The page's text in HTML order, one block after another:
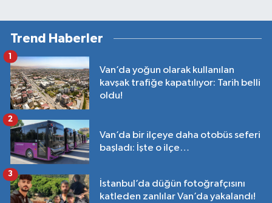
Trend Haberler
Van’da yoğun olarak kullanılan
kavşak trafiğe kapatılıyor: Tarih belli
oldu!
1
Van’da bir ilçeye daha otobüs seferi
başladı: İşte o ilçe…
2
İstanbul’da düğün fotoğrafçısını
katleden zanlılar Van’da yakalandı!
3